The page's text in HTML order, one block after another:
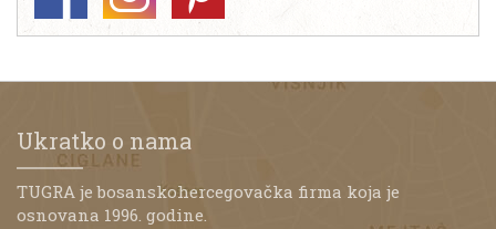
Ukratko o nama
TUGRA je bosanskohercegovačka firma koja je
osnovana 1996. godine.